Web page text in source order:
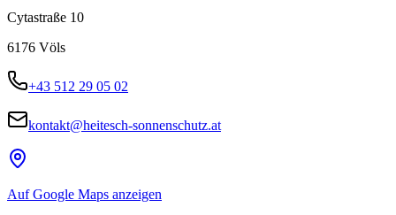
Cytastraße 10
6176 Völs
+43 512 29 05 02
kontakt@heitesch-sonnenschutz.at
Auf Google Maps anzeigen